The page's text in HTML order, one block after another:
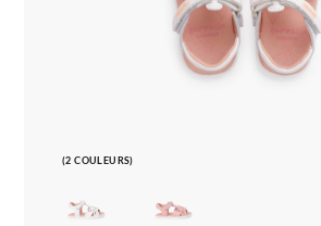
(2 COULEURS)